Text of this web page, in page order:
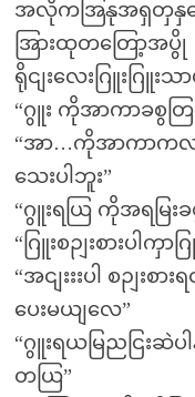
အလိုကအြနုအရှတှနှင
အြားထုတတြော့အပွို
ရိုငျးလေးဂြူးဂြူး
“ဂွူး ကိုအာကာခစွတြ
“အာ…ကိုအာကာကလည
သေးပါဘူး”
“ဂွူးရယြ ကိုအရမြးခ
“ဂြူးစဉျးစားပါကှာ
“အငျးးးပါ စဉျးစ
ပေးမယျလေ”
“ဂွူးရယမြညငြးဆဲပ
တယြ”